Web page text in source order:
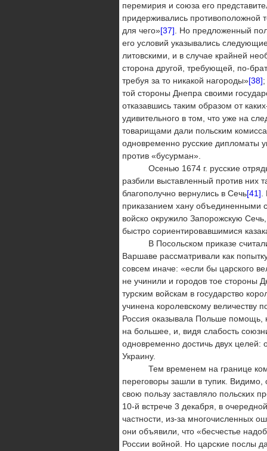
перемирия и союза его
придерживались противоположной
для чего»[37] . Но предложенный
его условий указывались
литовскими, и в случае крайней
сторона другой, требующей, по-
требуя за то никакой нагороды»[38]
той стороны Днепра своими
отказавшись таким образом от
удивительного в том, что уже на
товарищами дали польским
одновременно русские дипломаты
против «бусурман».
Осенью 1674 г. русские отряды
разбили выставленный против них
благополучно вернулись в Сечь[41]
приказанием хану объединенными
войско окружило Запорожскую
быстро сориентировавшимися
В Посольском приказе считали,
Варшаве рассматривали как
совсем иначе: «если бы царского
не учинили и городов тое стороны
турским войскам в государство
учинена королевскому величеству
Россия оказывала Польше помощь,
на большее, и, видя слабость
одновременно достичь двух
Украину.
Тем временем на границе
переговоры зашли в тупик.
свою пользу заставляло польских
10‑й встрече 3 декабря, в
частности, из-за многочисленных
они объявили, что «бесчестье
России войной. Но царские послы